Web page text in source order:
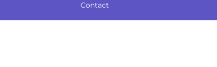
Contact